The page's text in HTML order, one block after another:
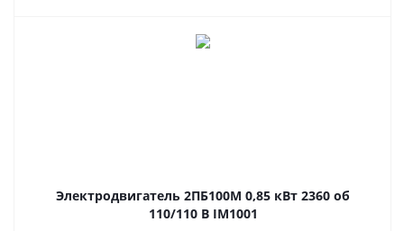
Электродвигатель 2ПБ100М 0,85 кВт 2360 об
110/110 В IM1001